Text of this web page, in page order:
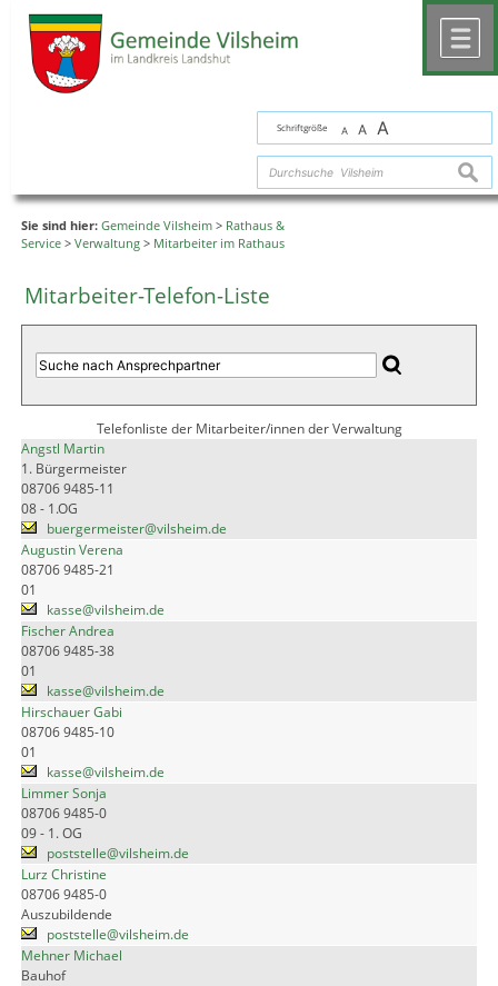
Schriftgröße A A A
Sie sind hier: Gemeinde Vilsheim > Rathaus &
Service > Verwaltung > Mitarbeiter im Rathaus
Mitarbeiter-Telefon-Liste
Telefonliste der Mitarbeiter/innen der Verwaltung
Angstl Martin
1. Bürgermeister
08706 9485-11
08 - 1.OG
buergermeister@vilsheim.de
Augustin Verena
08706 9485-21
01
kasse@vilsheim.de
Fischer Andrea
08706 9485-38
01
kasse@vilsheim.de
Hirschauer Gabi
08706 9485-10
01
kasse@vilsheim.de
Limmer Sonja
08706 9485-0
09 - 1. OG
poststelle@vilsheim.de
Lurz Christine
08706 9485-0
Auszubildende
poststelle@vilsheim.de
Mehner Michael
Bauhof